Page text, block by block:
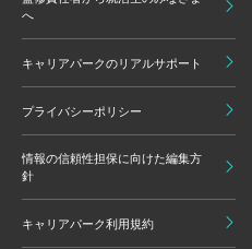
へ
キャリアパークのリアルサポート
プライバシーポリシー
情報の信頼性担保に向けた編集方
針
キャリアパーク利用規約